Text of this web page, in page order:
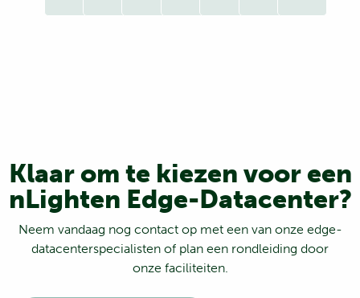
Klaar om te kiezen voor een
nLighten Edge-Datacenter?
Neem vandaag nog contact op met een van onze edge-
datacenterspecialisten of plan een rondleiding door
onze faciliteiten.